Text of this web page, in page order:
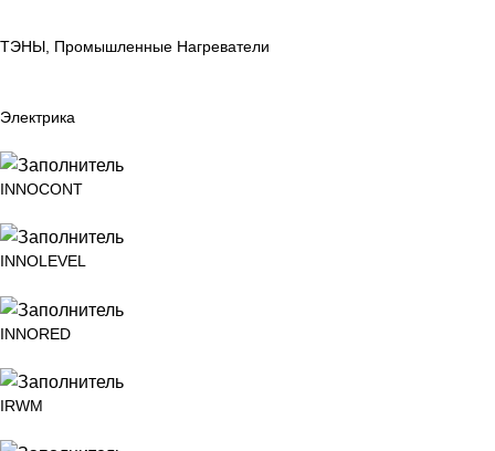
ТЭНЫ, Промышленные Нагреватели
Электрика
INNOCONT
INNOLEVEL
INNORED
IRWM